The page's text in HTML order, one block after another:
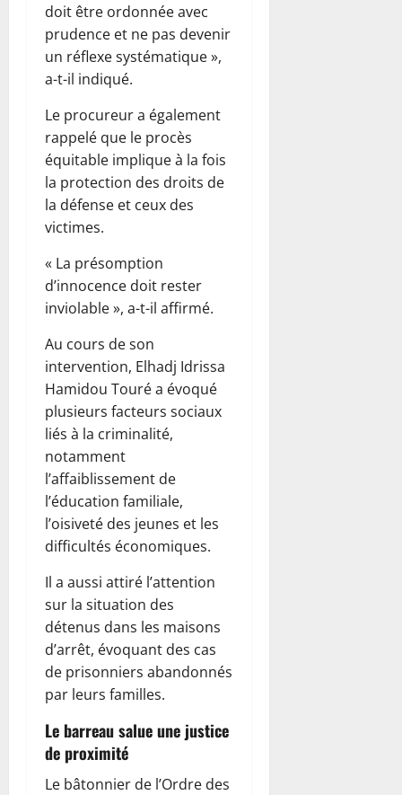
doit être ordonnée avec
prudence et ne pas devenir
un réflexe systématique »,
a-t-il indiqué.
Le procureur a également
rappelé que le procès
équitable implique à la fois
la protection des droits de
la défense et ceux des
victimes.
« La présomption
d’innocence doit rester
inviolable », a-t-il affirmé.
Au cours de son
intervention, Elhadj Idrissa
Hamidou Touré a évoqué
plusieurs facteurs sociaux
liés à la criminalité,
notamment
l’affaiblissement de
l’éducation familiale,
l’oisiveté des jeunes et les
difficultés économiques.
Il a aussi attiré l’attention
sur la situation des
détenus dans les maisons
d’arrêt, évoquant des cas
de prisonniers abandonnés
par leurs familles.
Le barreau salue une justice
de proximité
Le bâtonnier de l’Ordre des